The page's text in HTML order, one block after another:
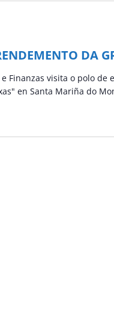
DA
Finanzas visita o polo de
en Santa Mariña do